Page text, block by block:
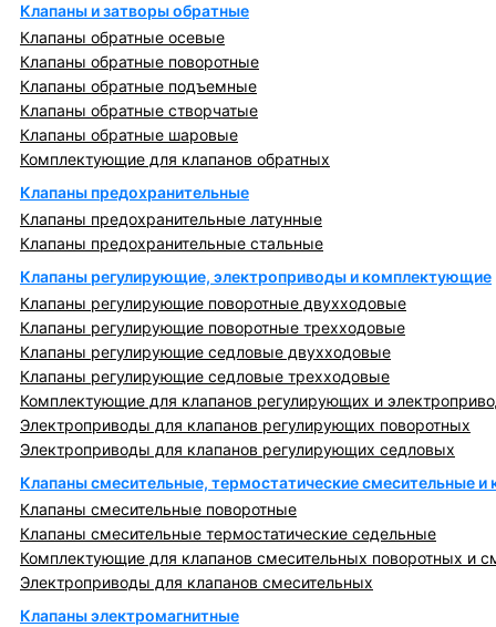
Клапаны и затворы обратные
Клапаны обратные осевые
Клапаны обратные поворотные
Клапаны обратные подъемные
Клапаны обратные створчатые
Клапаны обратные шаровые
Комплектующие для клапанов обратных
Клапаны предохранительные
Клапаны предохранительные латунные
Клапаны предохранительные стальные
Клапаны регулирующие, электроприводы и комплектующие
Клапаны регулирующие поворотные двухходовые
Клапаны регулирующие поворотные трехходовые
Клапаны регулирующие седловые двухходовые
Клапаны регулирующие седловые трехходовые
Комплектующие для клапанов регулирующих и
Электроприводы для клапанов регулирующих поворотных
Электроприводы для клапанов регулирующих седловых
Клапаны смесительные, термостатические смесительные
Клапаны смесительные поворотные
Клапаны смесительные термостатические седельные
Комплектующие для клапанов смесительных поворотных и
Электроприводы для клапанов смесительных
Клапаны электромагнитные